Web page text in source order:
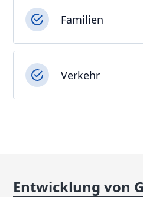
Familien
Verkehr
Entwicklung von